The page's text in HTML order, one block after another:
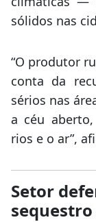
sólidos nas
“O produtor
conta da
sérios nas
a céu
rios e o ar”,
Setor